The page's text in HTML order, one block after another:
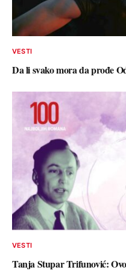
VESTI
Da li svako mora da prođe
VESTI
Tanja Stupar Trifunović: